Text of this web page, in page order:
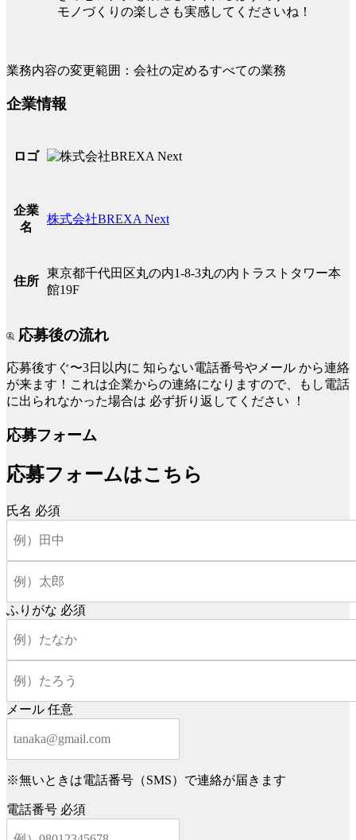
モノづくりの楽しさも実感してくださいね！
業務内容の変更範囲：会社の定めるすべての業務
企業情報
ロゴ
企業
名
株式会社BREXA Next
住所
東京都千代田区丸の内1-8-3丸の内トラストタワー本
館19F
応募後の流れ
応募後すぐ〜3日以内に 知らない電話番号やメール から連絡
が来ます！これは企業からの連絡になりますので、もし電話
に出られなかった場合は 必ず折り返してください ！
応募フォーム
応募フォームはこちら
氏名 必須
ふりがな 必須
メール 任意
※無いときは電話番号（SMS）で連絡が届きます
電話番号 必須